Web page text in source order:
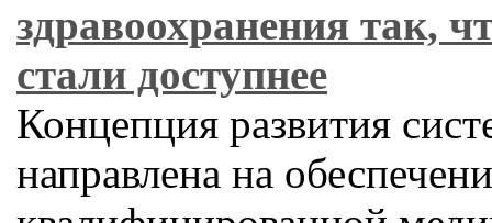
здравоохранения так,
стали доступнее
Концепция развития
направлена на